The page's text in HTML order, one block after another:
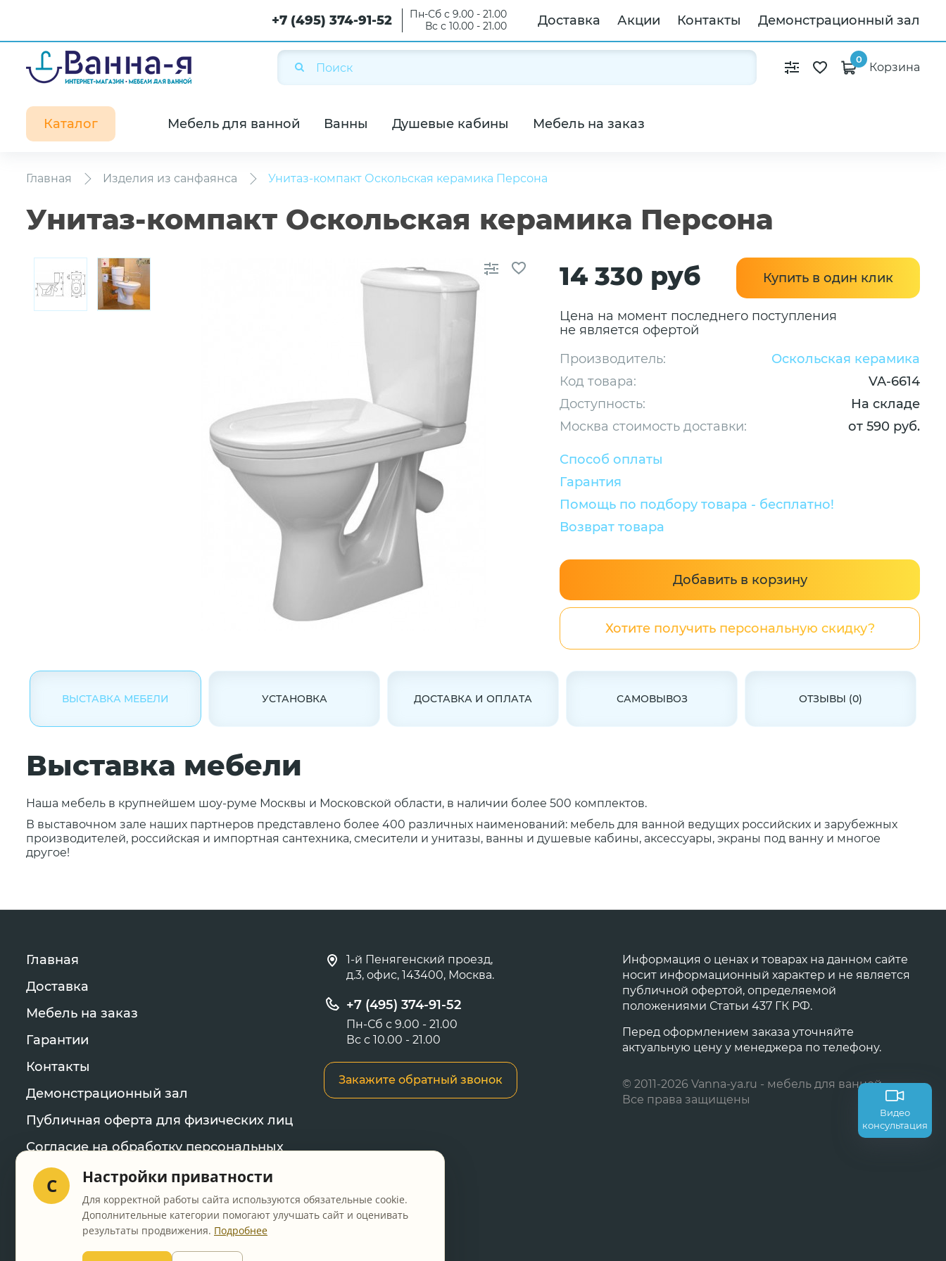
+7 (495) 374-91-52
Пн-Сб с 9.00 - 21.00
Вс с 10.00 - 21.00
Доставка Акции Контакты Демонстрационный зал
0
Корзина
Каталог Мебель для ванной Ванны Душевые кабины Мебель на заказ
Главная Изделия из санфаянса Унитаз-компакт Оскольская керамика Персона
Унитаз-компакт Оскольская керамика Персона
14 330 руб Купить в один клик
Цена на момент последнего поступления
не является офертой
Производитель:
Оскольская керамика
Код товара:
VA-6614
Доступность:
На складе
Москва стоимость доставки:
от 590 руб.
Способ оплаты
Гарантия
Помощь по подбору товара - бесплатно!
Возврат товара
Добавить в корзину
Хотите получить персональную скидку?
ВЫСТАВКА МЕБЕЛИ УСТАНОВКА ДОСТАВКА И ОПЛАТА САМОВЫВОЗ ОТЗЫВЫ (0)
Выставка мебели
Наша мебель в крупнейшем шоу-руме Москвы и Московской области, в наличии более 500 комплектов.
В выставочном зале наших партнеров представлено более 400 различных наименований: мебель для ванной ведущих российских и зарубежных
производителей, российская и импортная сантехника, смесители и унитазы, ванны и душевые кабины, аксессуары, экраны под ванну и многое
другое!
Видео
консультация
Главная
Доставка
Мебель на заказ
Гарантии
Контакты
Демонстрационный зал
Публичная оферта для физических лиц
Согласие на обработку персональных
Политика конфиденциальности
Уведомление об использовании файлов
1-й Пенягенский проезд,
д.3, офис, 143400, Москва.
+7 (495) 374-91-52
Пн-Сб с 9.00 - 21.00
Вс с 10.00 - 21.00
Закажите обратный звонок
Информация о ценах и товарах на данном сайте
носит информационный характер и не является
публичной офертой, определяемой
положениями Статьи 437 ГК РФ.
Перед оформлением заказа уточняйте
актуальную цену у менеджера по телефону.
© 2011-2026 Vanna-ya.ru - мебель для ванной
Все права защищены
C Настройки приватности
Для корректной работы сайта используются обязательные cookie.
Дополнительные категории помогают улучшать сайт и оценивать
результаты продвижения. Подробнее